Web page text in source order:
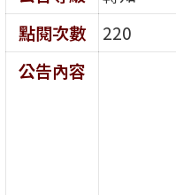
點閱次數
220
公告內容